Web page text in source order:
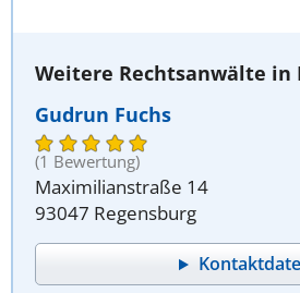
Weitere Rechtsanwälte in
Gudrun Fuchs
(1 Bewertung)
Maximilianstraße 14
93047 Regensburg